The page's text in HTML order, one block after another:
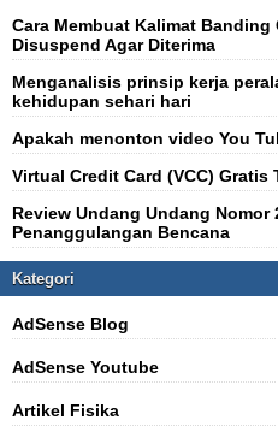
Cara Membuat Kalimat Banding
Disuspend Agar Diterima
Menganalisis prinsip kerja
kehidupan sehari hari
Apakah menonton video You
Virtual Credit Card (VCC) Gratis
Review Undang Undang Nomor
Penanggulangan Bencana
Kategori
AdSense Blog
AdSense Youtube
Artikel Fisika